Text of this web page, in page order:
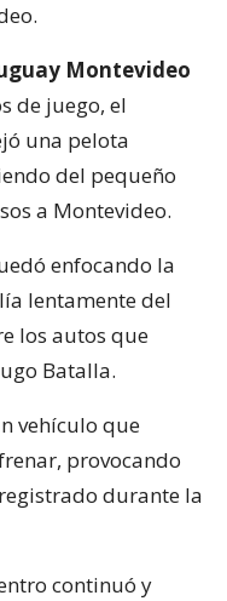
Montevideo
de juego, el
una pelota
del pequeño
a Montevideo.
enfocando la
lentamente del
los autos que
Batalla.
vehículo que
provocando
durante la
continuó y